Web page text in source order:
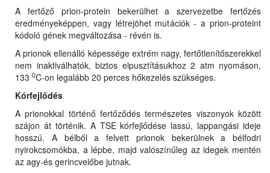
A fertőző prion-protein bekerülhet a szervezetbe fertőzés
eredményeképpen, vagy létrejöhet mutációk - a prion-proteint
kódoló gének megváltozása - révén is.
A prionok ellenálló képessége extrém nagy, fertőtlenítőszerekkel
nem inaktiválhatók, biztos elpusztításukhoz 2 atm nyomáson,
133 0C-on legalább 20 perces hőkezelés szükséges.
Kórfejlődés
A prionokkal történő fertőződés természetes viszonyok között
szájon át történik. A TSE kórfejlődése lassú, lappangási ideje
hosszú. A bélből a felvett prionok bekerülnek a bélfodri
nyirokcsomókba, a lépbe, majd valószínűleg az idegek mentén
az agy-és gerincvelőbe jutnak.